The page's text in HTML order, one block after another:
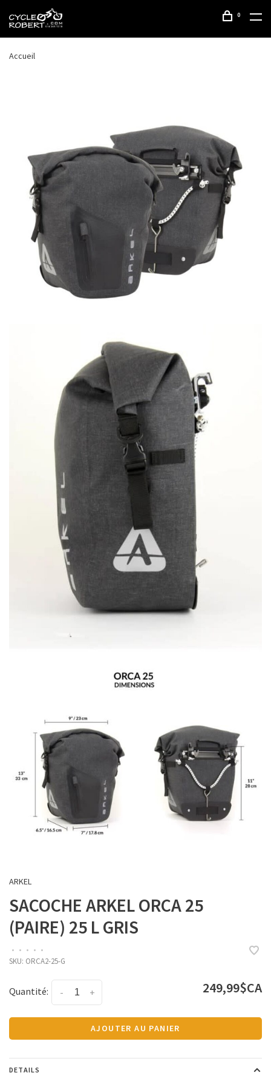
0
Accueil
ARKEL
SACOCHE ARKEL ORCA 25
(PAIRE) 25 L GRIS
• • • • •
SKU: ORCA2-25-G
Quantité: +
- 249,99$CA
AJOUTER AU PANIER
DETAILS